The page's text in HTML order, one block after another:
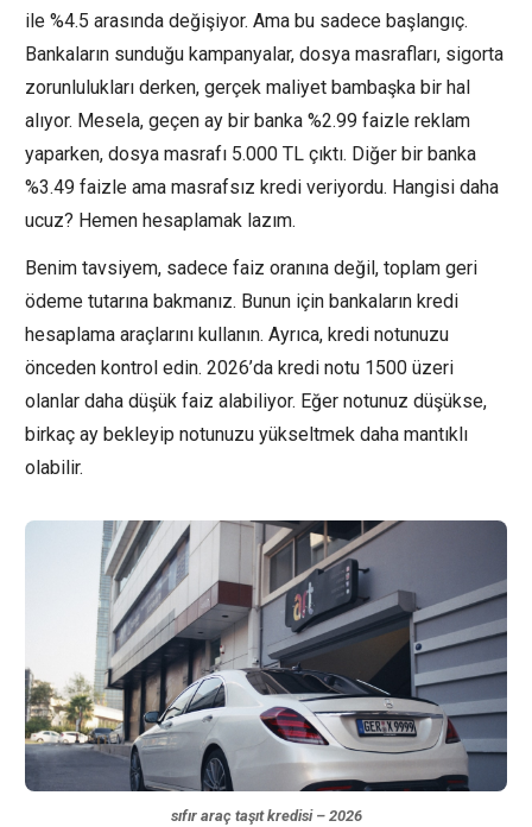
ile %4.5 arasında değişiyor. Ama bu sadece başlangıç.
Bankaların sunduğu kampanyalar, dosya masrafları, sigorta
zorunlulukları derken, gerçek maliyet bambaşka bir hal
alıyor. Mesela, geçen ay bir banka %2.99 faizle reklam
yaparken, dosya masrafı 5.000 TL çıktı. Diğer bir banka
%3.49 faizle ama masrafsız kredi veriyordu. Hangisi daha
ucuz? Hemen hesaplamak lazım.
Benim tavsiyem, sadece faiz oranına değil, toplam geri
ödeme tutarına bakmanız. Bunun için bankaların kredi
hesaplama araçlarını kullanın. Ayrıca, kredi notunuzu
önceden kontrol edin. 2026’da kredi notu 1500 üzeri
olanlar daha düşük faiz alabiliyor. Eğer notunuz düşükse,
birkaç ay bekleyip notunuzu yükseltmek daha mantıklı
olabilir.
sıfır araç taşıt kredisi – 2026